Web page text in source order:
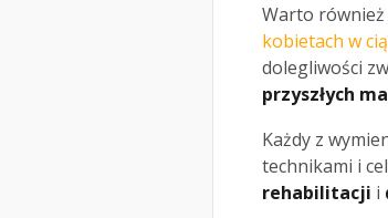
Warto
kobietach w
dolegliwości
przyszłych
Każdy z
technikami i
rehabilitacji i